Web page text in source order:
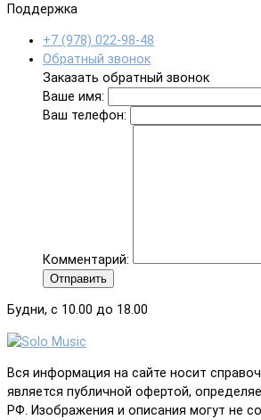
Поддержка
+7 (978) 022-98-48
Обратный звонок
Заказать обратный звонок
Ваше имя:
Ваш телефон:
Комментарий:
Отправить
Будни, с 10.00 до 18.00
Вся информация на сайте носит
является публичной офертой,
РФ. Изображения и описания могут не